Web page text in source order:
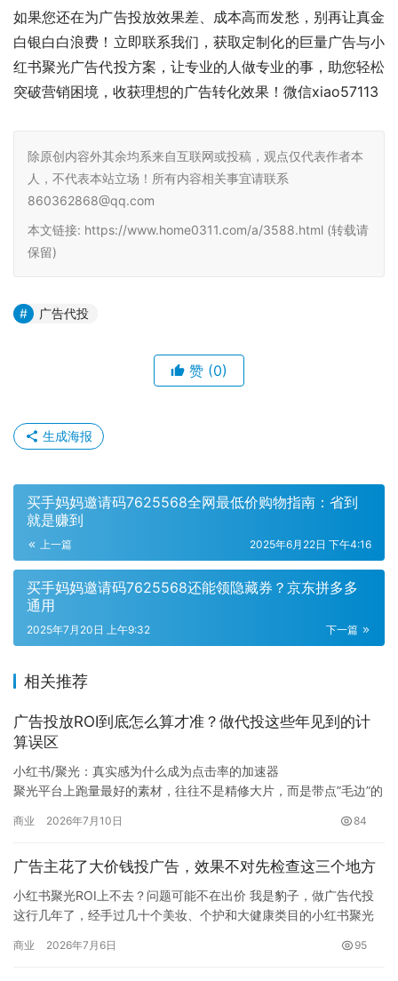
如果您还在为广告投放效果差、成本高而发愁，别再让真金
白银白白浪费！立即联系我们，获取定制化的巨量广告与小
红书聚光广告代投方案，让专业的人做专业的事，助您轻松
突破营销困境，收获理想的广告转化效果！​微信xiao57113
除原创内容外其余均系来自互联网或投稿，观点仅代表作者本
人，不代表本站立场！所有内容相关事宜请联系
860362868@qq.com
本文链接: https://www.home0311.com/a/3588.html (转载请
保留)
广告代投
赞 (0)
生成海报
买手妈妈邀请码7625568全网最低价购物指南：省到
就是赚到
上一篇 2025年6月22日 下午4:16
买手妈妈邀请码7625568还能领隐藏券？京东拼多多
通用
下一篇
2025年7月20日 上午9:32
相关推荐
广告投放ROI到底怎么算才准？做代投这些年见到的计
算误区
小红书/聚光：真实感为什么成为点击率的加速器
聚光平台上跑量最好的素材，往往不是精修大片，而是带点”毛边”的
辨识度非常高，一条看起来像真实用户分享的笔记，点击率可能是
中，第7天点击留存率比人工把…
商业 2026年7月10日 84
广告主花了大价钱投广告，效果不对先检查这三个地方
小红书聚光ROI上不去？问题可能不在出价 我是豹子，做广告代投
这行几年了，经手过几十个美妆、个护和大健康类目的小红书聚光
商业 2026年7月6日 95